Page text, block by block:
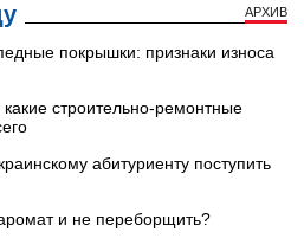
АРХИВ
покрышки: признаки износа
строительно-ремонтные
абитуриенту поступить
и не переборщить?